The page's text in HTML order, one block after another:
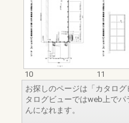
10
11
お探しのページは「カタロ
タログビューではweb上で
んになれます。